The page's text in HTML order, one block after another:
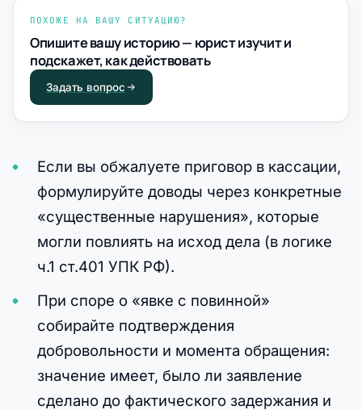
ПОХОЖЕ НА ВАШУ СИТУАЦИЮ?
Опишите вашу историю — юрист изучит и
подскажет, как действовать
Задать вопрос
Если вы обжалуете приговор в кассации,
формулируйте доводы через конкретные
«существенные нарушения», которые
могли повлиять на исход дела (в логике
ч.1 ст.401 УПК РФ).
При споре о «явке с повинной»
собирайте подтверждения
добровольности и момента обращения:
значение имеет, было ли заявление
сделано до фактического задержания и